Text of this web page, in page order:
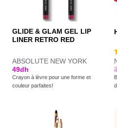
GLIDE & GLAM GEL LIP
LINER RETRO RED
ABSOLUTE NEW YORK
49dh
Crayon à lèvre pour une forme et
couleur parfaites!